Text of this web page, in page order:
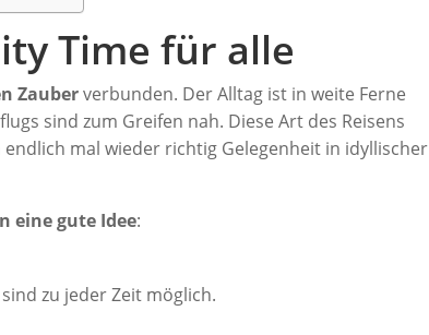
Time für alle
Zauberverbunden. Der Alltag ist in weite Ferne
sind zum Greifen nah. Diese Art des Reisens
mal wieder richtig Gelegenheit in idyllischer
eine gute Idee:
zu jeder Zeit möglich.